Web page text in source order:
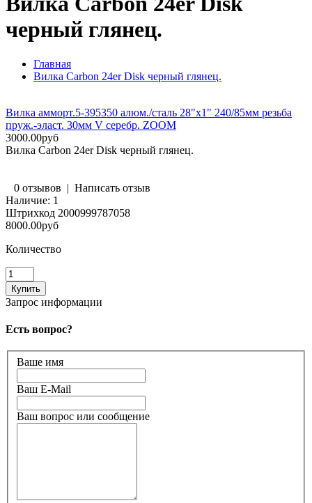
черный глянец.
Главная
Вилка Carbon 24er Disk черный глянец.
Вилка амморт.5-395350 алюм./сталь 28"х1" 240/85мм резьба
пруж.-эласт. 30мм V серебр. ZOOM
3000.00руб
Вилка Carbon 24er Disk черный глянец.
0 отзывов | Написать отзыв
Наличие: 1
Штрихкод 2000999787058
8000.00руб
Количество
Запрос информации
Есть вопрос?
Ваше имя
Ваш E-Mail
Ваш вопрос или сообщение